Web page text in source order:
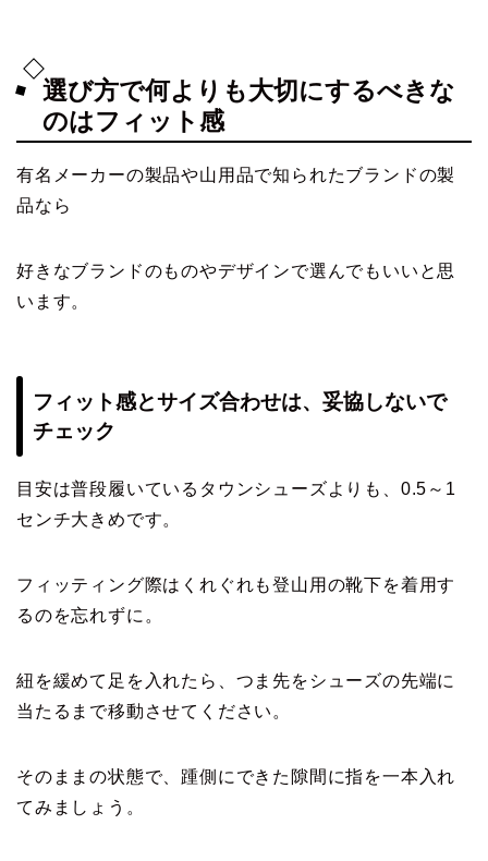
選び方で何よりも大切にするべきな
のはフィット感
有名メーカーの製品や山用品で知られたブランドの製
品なら
好きなブランドのものやデザインで選んでもいいと思
います。
フィット感とサイズ合わせは、妥協しないで
チェック
目安は普段履いているタウンシューズよりも、0.5～1
センチ大きめです。
フィッティング際はくれぐれも登山用の靴下を着用す
るのを忘れずに。
紐を緩めて足を入れたら、つま先をシューズの先端に
当たるまで移動させてください。
そのままの状態で、踵側にできた隙間に指を一本入れ
てみましょう。